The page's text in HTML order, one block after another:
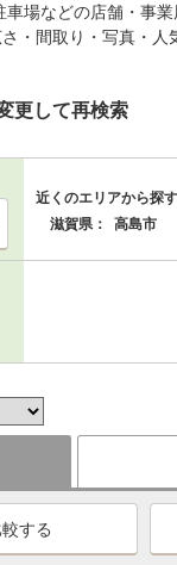
場などの店舗・事
・間取り・写真・
更して再検索
近くのエリアから探す
滋賀県：
高島市